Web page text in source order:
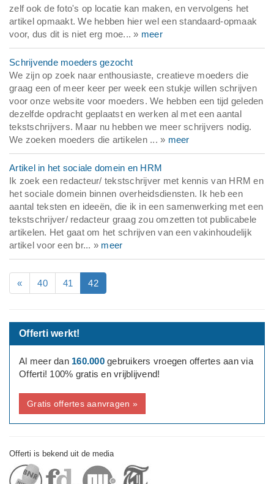
zelf ook de foto's op locatie kan maken, en vervolgens het
artikel opmaakt. We hebben hier wel een standaard-opmaak
voor, dus dit is niet erg moe... » meer
Schrijvende moeders gezocht
We zijn op zoek naar enthousiaste, creatieve moeders die
graag een of meer keer per week een stukje willen schrijven
voor onze website voor moeders. We hebben een tijd geleden
dezelfde opdracht geplaatst en werken al met een aantal
tekstschrijvers. Maar nu hebben we meer schrijvers nodig.
We zoeken moeders die artikelen ... » meer
Artikel in het sociale domein en HRM
Ik zoek een redacteur/ tekstschrijver met kennis van HRM en
het sociale domein binnen overheidsdiensten. Ik heb een
aantal teksten en ideeën, die ik in een samenwerking met een
tekstschrijver/ redacteur graag zou omzetten tot publicabele
artikelen. Het gaat om het schrijven van een vakinhoudelijk
artikel voor een br... » meer
« 40 41 42
Offerti werkt!
Al meer dan 160.000gebruikers vroegen offertes aan via
Offerti! 100% gratis en vrijblijvend!
Gratis offertes aanvragen »
Offerti is bekend uit de media